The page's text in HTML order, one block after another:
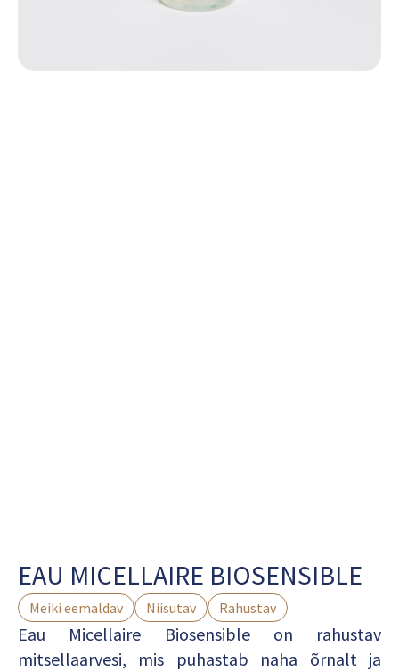
EAU MICELLAIRE BIOSENSIBLE
Meiki eemaldav Niisutav Rahustav
Eau Micellaire Biosensible on rahustav
mitsellaarvesi, mis puhastab naha õrnalt ja